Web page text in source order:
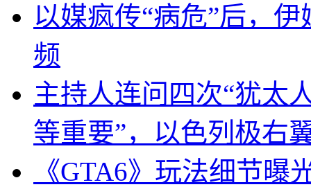
以媒疯传“病危”后，
频
主持人连问四次“犹太
等重要”，以色列极右
《GTA6》玩法细节